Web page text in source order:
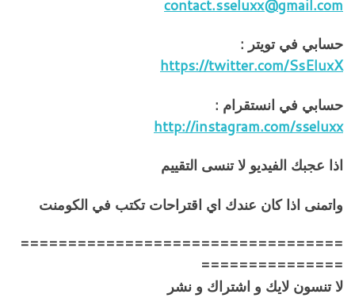
contact.sseluxx@gmail.com
حسابي في تويتر :
https://twitter.com/SsEluxX
حسابي في انستقرام :
http://instagram.com/sseluxx
اذا عجبك الفيديو لا تنسى التقييم
واتمنى اذا كان عندك اي اقتراحات تكتب في الكومنت
==================================
===============
لا تنسون لايك و اشتراك و نشر